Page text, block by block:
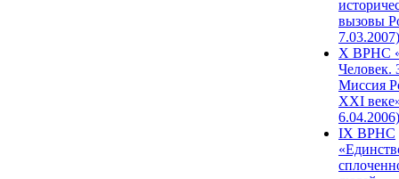
вызовы
7.03.2007)
X ВРНС
Человек.
Миссия
XXI
6.04.2006)
IX ВРНС